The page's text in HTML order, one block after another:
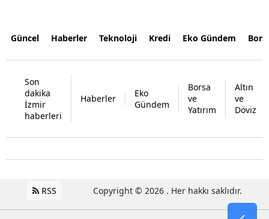
Güncel Haberler Teknoloji Kredi Eko Gündem
Son
dakika
İzmir
haberleri
Haberler
Eko
Gündem
Borsa
ve
Yatırım
Altın
ve
Döviz
RSS Copyright © 2026 . Her hakkı saklıdır.